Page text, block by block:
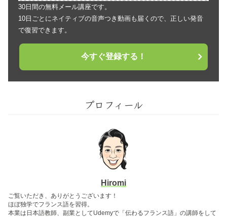
30日間の無料メール講座です。
10日ごとにネイティブの音声つき動画も届くので、正しい発音
で復習できます。
今すぐ登録する！
プロフィール
Hiromi
ご覧いただき、ありがとうございます！
ほぼ独学でフランス語を習得。
本業は日本語教師、副業としてUdemyで「伝わるフランス語」の講師をして